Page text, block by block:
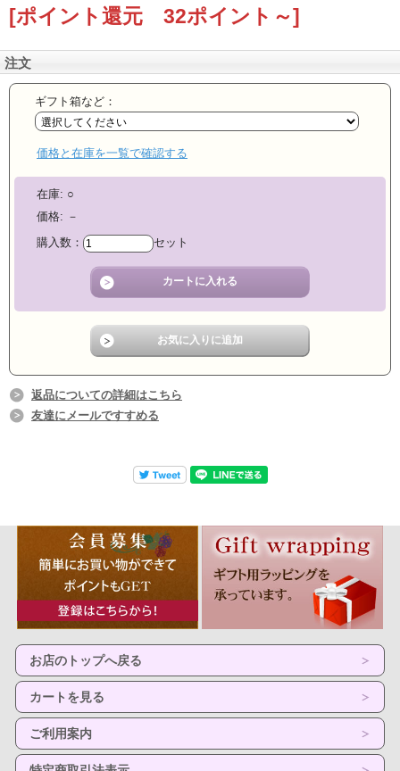
[ポイント還元 32ポイント～]
注文
ギフト箱など：
価格と在庫を一覧で確認する
在庫: ○
価格: －
購入数：
セット
返品についての詳細はこちら
友達にメールですすめる
お店のトップへ戻る
カートを見る
ご利用案内